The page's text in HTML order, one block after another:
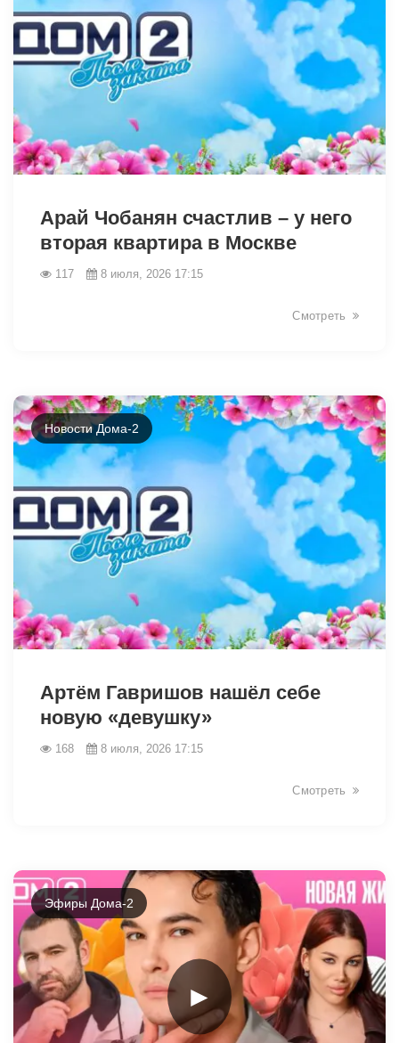
Арай Чобанян счастлив – у него
вторая квартира в Москве
117 8 июля, 2026 17:15
Смотреть
Новости Дома-2
Артём Гавришов нашёл себе
новую «девушку»
168 8 июля, 2026 17:15
Смотреть
►
Эфиры Дома-2